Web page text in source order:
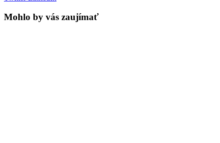
Mohlo by vás zaujímať